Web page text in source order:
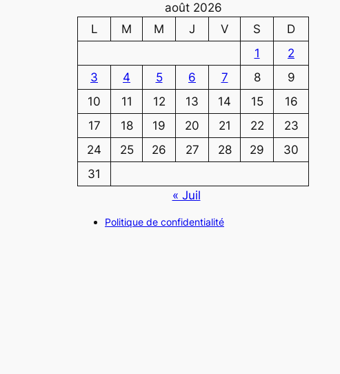
août 2026
L
M M J V S
D
1
2
3
4 5 6 7 8
9
10
11 12 13 14 15
16
17
18 19 20 21 22
23
24
25 26 27 28 29
30
31
« Juil
Politique de confidentialité